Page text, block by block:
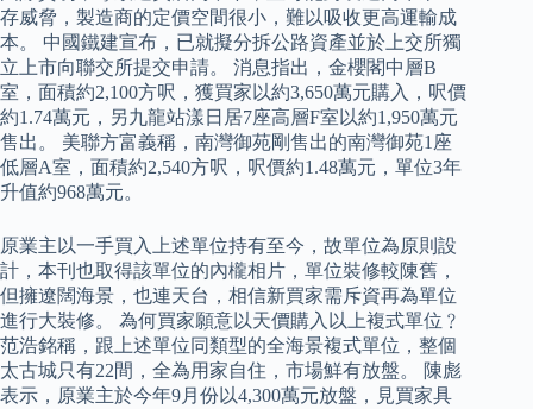
存威脅，製造商的定價空間很小，難以吸收更高運輸成
本。 中國鐵建宣布，已就擬分拆公路資產並於上交所獨
立上市向聯交所提交申請。 消息指出，金櫻閣中層B
室，面積約2,100方呎，獲買家以約3,650萬元購入，呎價
約1.74萬元，另九龍站漾日居7座高層F室以約1,950萬元
售出。 美聯方富義稱，南灣御苑剛售出的南灣御苑1座
低層A室，面積約2,540方呎，呎價約1.48萬元，單位3年
升值約968萬元。
原業主以一手買入上述單位持有至今，故單位為原則設
計，本刊也取得該單位的內櫳相片，單位裝修較陳舊，
但擁遼闊海景，也連天台，相信新買家需斥資再為單位
進行大裝修。 為何買家願意以天價購入以上複式單位﹖
范浩銘稱，跟上述單位同類型的全海景複式單位，整個
太古城只有22間，全為用家自住，市場鮮有放盤。 陳彪
表示，原業主於今年9月份以4,300萬元放盤，見買家具